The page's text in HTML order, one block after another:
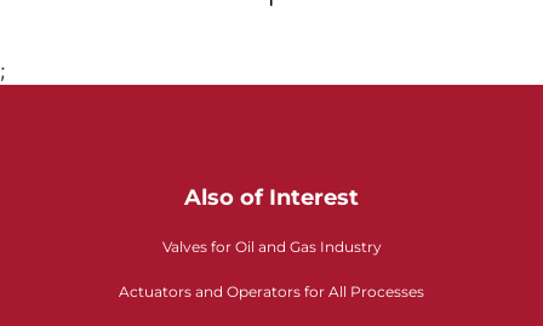
;
Also of Interest
Valves for Oil and Gas Industry
Actuators and Operators for All Processes